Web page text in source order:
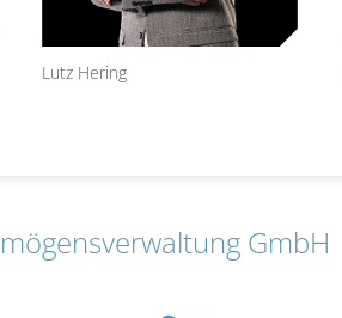
Lutz Hering
GmbH